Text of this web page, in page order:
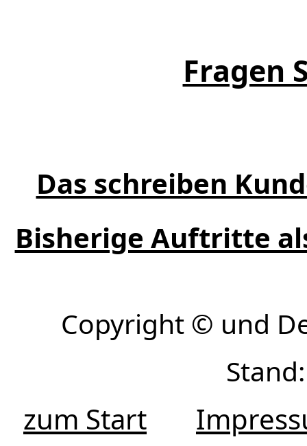
Fragen
Das schreiben
Bisherige Auftritte
Copyright © und
zum Start